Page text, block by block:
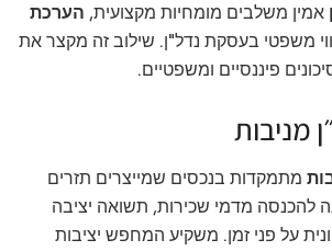
אמין משלבים מומחיות מקצועית, הערכת
משפטי בעסקת נדל"ן. שילוב זה מקצר את
פיננסיים ומשפטיים.
מניבות
מתמקדות בנכסים שמייצרים תזרים
להכנסה מדמי שכירות, תשואה יציבה
על פני זמן. משקיע המחפש יציבות